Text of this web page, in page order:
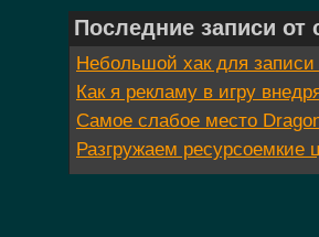
Последние записи от
Небольшой хак для
Как я рекламу в игру
Самое слабое место
Разгружаем ресурсоемкие